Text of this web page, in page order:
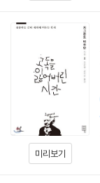
미리보기